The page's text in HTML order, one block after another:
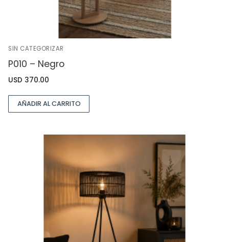
SIN CATEGORIZAR
P010 – Negro
USD 370.00
AÑADIR AL CARRITO